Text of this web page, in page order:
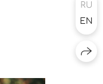
RU
EN